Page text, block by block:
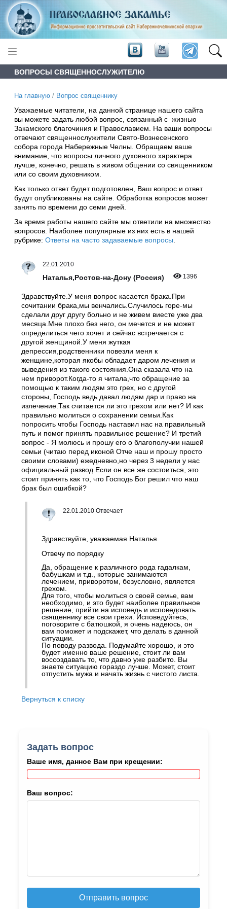
ВОПРОСЫ СВЯЩЕННОСЛУЖИТЕЛЮ
На главную / Вопрос священнику
Уважаемые читатели, на данной странице нашего сайта
вы можете задать любой вопрос, связанный с жизнью
Закамского благочиния и Православием. На ваши вопросы
отвечают священнослужители Свято-Вознесенского
собора города Набережные Челны. Обращаем ваше
внимание, что вопросы личного духовного характера
лучше, конечно, решать в живом общении со священником
или со своим духовником.
Как только ответ будет подготовлен, Ваш вопрос и ответ
будут опубликованы на сайте. Обработка вопросов может
занять по времени до семи дней.
За время работы нашего сайте мы ответили на множество
вопросов. Наиболее популярные из них есть в нашей
рубрике: Ответы на часто задаваемые вопросы
22.01.2010
Наталья,Ростов-на-Дону (Россия) 1396
Здравствуйте.У меня вопрос касается брака.При
сочитании брака,мы венчались.Случилось горе-мы
сделали друг другу больно и не живем виесте уже два
месяца.Мне плохо без него, он мечется и не может
определиться чего хочет и сейчас встречается с
другой женщиной.У меня жуткая
депрессия,родственники повезли меня к
женщине,которая якобы обладает даром лечения и
выведения из такого состояния.Она сказала что на
нем приворот.Когда-то я читала,что обращение за
помощью к таким людям это грех, но с другой
стороны, Господь ведь давал людям дар и право на
излечение.Так считается ли это грехом или нет? И как
правильно молиться о сохранении семьи.Как
попросить чтобы Господь наставил нас на правильный
путь и помог принять правильное решение? И третий
вопрос - Я молюсь и прошу его о благополучии нашей
семьи (читаю перед иконой Отче наш и прошу просто
своими словами) ежедневно,но через 3 недели у нас
официальный развод.Если он все же состоиться, это
стоит принять как то, что Господь Бог решил что наш
брак был ошибкой?
22.01.2010 Отвечает
Здравствуйте, уважаемая Наталья.
Отвечу по порядку
Да, обращение к различного рода гадалкам,
бабушкам и т.д., которые занимаются
лечением, приворотом, безусловно, является
грехом.
Для того, чтобы молиться о своей семье, вам
необходимо, и это будет наиболее правильное
решение, прийти на исповедь и исповедовать
священнику все свои грехи. Исповедуйтесь,
поговорите с батюшкой, я очень надеюсь, он
вам поможет и подскажет, что делать в данной
ситуации.
По поводу развода. Подумайте хорошо, и это
будет именно ваше решение, стоит ли вам
воссоздавать то, что давно уже разбито. Вы
знаете ситуацию гораздо лучше. Может, стоит
отпустить мужа и начать жизнь с чистого листа.
Вернуться к списку
Задать вопрос
Ваше имя, данное Вам при крещении:
Ваш вопрос:
Отправить вопрос